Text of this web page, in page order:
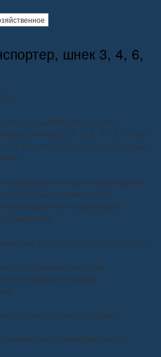
шнек 3, 4, 6,
зерна, комбикорма, Шнеки,
и 300 мм, L=3, 4, 6, 8, 10, 12 м.)
15 т/ч или 50-70 т/ч, мощность двиг.
кВт
предназначены для перемещения
наклонном направлениях.
индивидуальным заказам для
продуктов.
зерна из бурта или отсека в
конструкционных типах
широкого выбора
и простота эксплуатации,
легко передвигается в